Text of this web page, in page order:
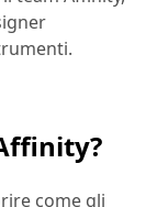
come gli